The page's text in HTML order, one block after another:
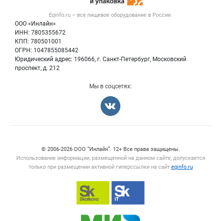
Eqinfo.ru – все пищевое оборудование в России.
ООО «Инлайн»
ИНН: 7805355672
КПП: 780501001
ОГРН: 1047855085442
Юридический адрес: 196066, г. Санкт-Петербург, Московский
проспект, д. 212
Контактная информация
Политика обработки персональных данных
Тара и упаковка
Б/у оборудование
Мы в соцсетях:
© 2006‑2026 ООО “Инлайн”. 12+ Все права защищены.
Использование информации, размещенной на данном сайте, допускается
только при размещении активной гиперссылки на сайт eqinfo.ru